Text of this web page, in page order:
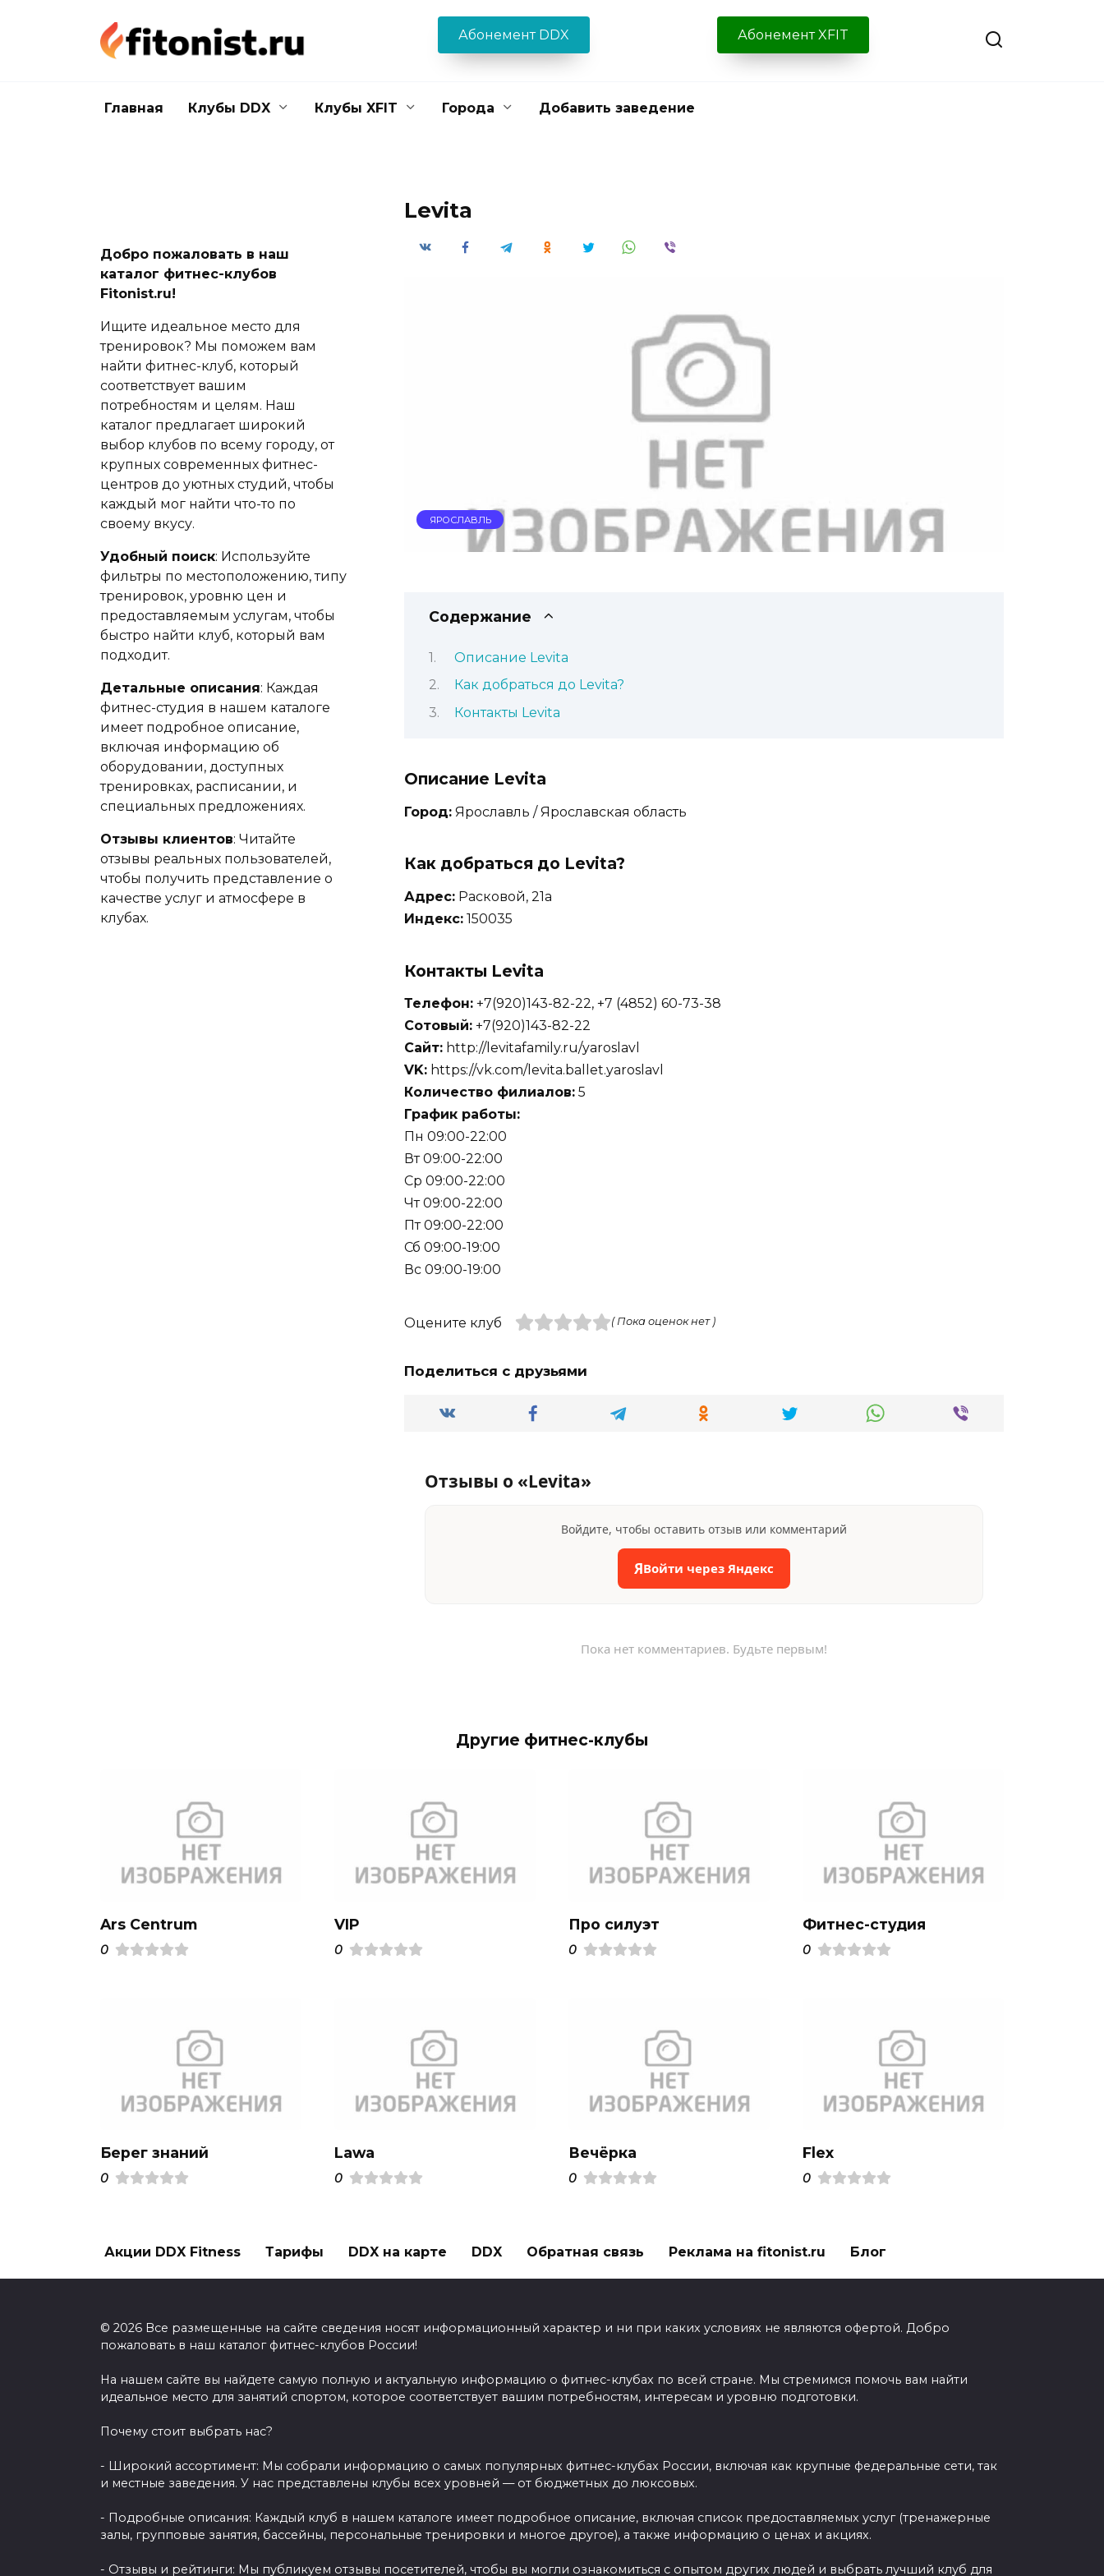
Абонемент DDX Абонемент XFIT
Главная Клубы DDX Клубы XFIT Города Добавить заведение
Levita
ЯРОСЛАВЛЬ
Содержание
Описание Levita
Как добраться до Levita?
Контакты Levita
Описание Levita
Город: Ярославль / Ярославская область
Как добраться до Levita?
Адрес: Расковой, 21а
Индекс: 150035
Контакты Levita
Телефон: +7(920)143-82-22, +7 (4852) 60-73-38
Сотовый: +7(920)143-82-22
Сайт: http://levitafamily.ru/yaroslavl
VK: https://vk.com/levita.ballet.yaroslavl
Количество филиалов: 5
График работы:
Пн 09:00-22:00
Вт 09:00-22:00
Ср 09:00-22:00
Чт 09:00-22:00
Пт 09:00-22:00
Сб 09:00-19:00
Вс 09:00-19:00
Оцените клуб ( Пока оценок нет )
Поделиться с друзьями
Отзывы о «Levita»
Войдите, чтобы оставить отзыв или комментарий
ЯВойти через Яндекс
Пока нет комментариев. Будьте первым!
Добро пожаловать в наш
каталог фитнес-клубов
Fitonist.ru!
Ищите идеальное место для
тренировок? Мы поможем вам
найти фитнес-клуб, который
соответствует вашим
потребностям и целям. Наш
каталог предлагает широкий
выбор клубов по всему городу, от
крупных современных фитнес-
центров до уютных студий, чтобы
каждый мог найти что-то по
своему вкусу.
Удобный поиск: Используйте
фильтры по местоположению, типу
тренировок, уровню цен и
предоставляемым услугам, чтобы
быстро найти клуб, который вам
подходит.
Детальные описания: Каждая
фитнес-студия в нашем каталоге
имеет подробное описание,
включая информацию об
оборудовании, доступных
тренировках, расписании, и
специальных предложениях.
Отзывы клиентов: Читайте
отзывы реальных пользователей,
чтобы получить представление о
качестве услуг и атмосфере в
клубах.
Другие фитнес-клубы
Ars Centrum
0
VIP
0
Про силуэт
0
Фитнес-студия
0
Берег знаний
0
Lawa
0
Вечёрка
0
Flex
0
Акции DDX Fitness Тарифы DDX на карте DDX Обратная связь Реклама на fitonist.ru Блог
© 2026 Все размещенные на сайте сведения носят информационный характер и ни при каких условиях не являются офертой. Добро
пожаловать в наш каталог фитнес-клубов России!
На нашем сайте вы найдете самую полную и актуальную информацию о фитнес-клубах по всей стране. Мы стремимся помочь вам найти
идеальное место для занятий спортом, которое соответствует вашим потребностям, интересам и уровню подготовки.
Почему стоит выбрать нас?
- Широкий ассортимент: Мы собрали информацию о самых популярных фитнес-клубах России, включая как крупные федеральные сети, так
и местные заведения. У нас представлены клубы всех уровней — от бюджетных до люксовых.
- Подробные описания: Каждый клуб в нашем каталоге имеет подробное описание, включая список предоставляемых услуг (тренажерные
залы, групповые занятия, бассейны, персональные тренировки и многое другое), а также информацию о ценах и акциях.
- Отзывы и рейтинги: Мы публикуем отзывы посетителей, чтобы вы могли ознакомиться с опытом других людей и выбрать лучший клуб для